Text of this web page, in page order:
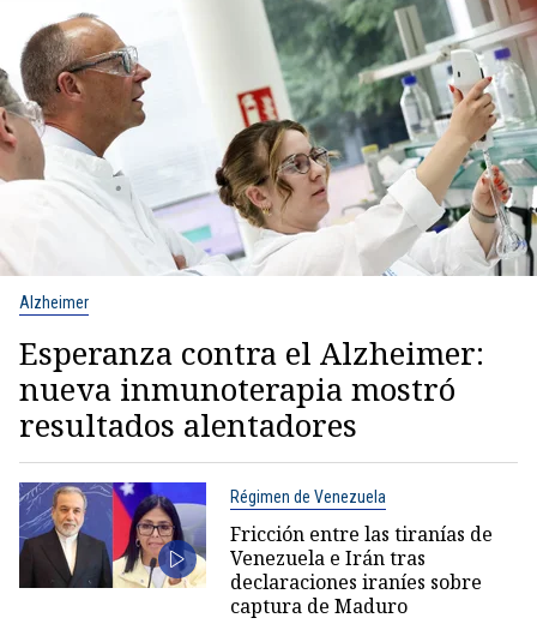
Alzheimer
Esperanza contra el Alzheimer:
nueva inmunoterapia mostró
resultados alentadores
Régimen de Venezuela
Fricción entre las tiranías de
Venezuela e Irán tras
declaraciones iraníes sobre
captura de Maduro